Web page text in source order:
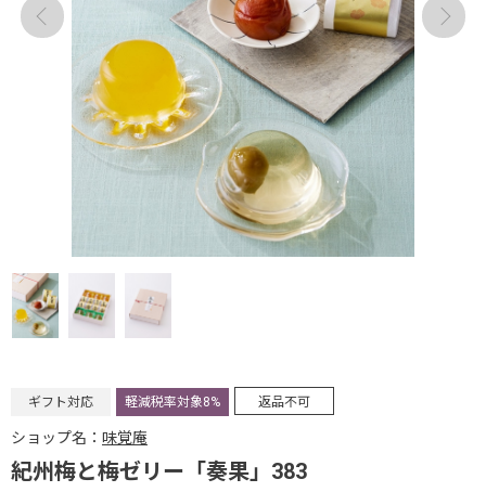
ギフト対応 軽減税率対象8% 返品不可
ショップ名： 味覚庵
紀州梅と梅ゼリー「奏果」383